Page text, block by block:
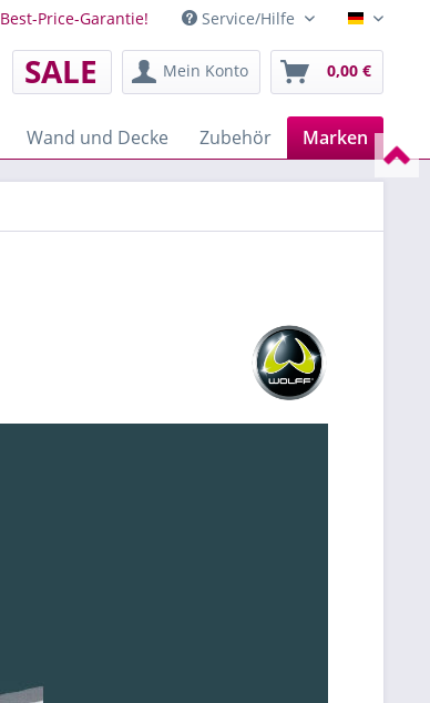
Best-Price-Garantie! Service/Hilfe Deutsch
SALE Mein Konto 0,00 €
Wand und Decke Zubehör Marken